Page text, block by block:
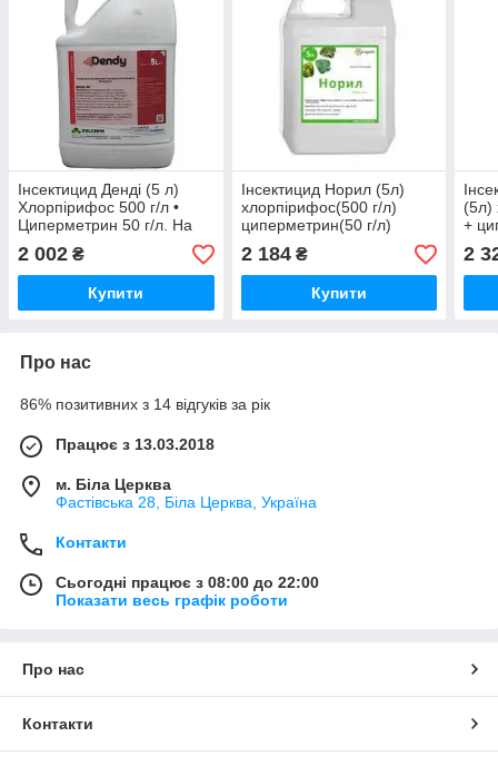
Інсектицид Денді (5 л)
Хлорпірифос 500 г/л •
Циперметрин 50 г/л. На
зернові, ріпак, соняшник,
буряк (Нурел Д)
2 002 ₴
Купити
Інсектицид Норил (5л)
хлорпірифос(500 г/л)
циперметрин(50 г/л)
(Нурел Д) На зернові,
горох, яблуню, буряку
2 184₴
Купити
(5л)
+
2
Про нас
86% позитивних з 14 відгуків за рік
Працює з 13.03.2018
м. Біла Церква
Фастівська 28, Біла Церква, Україна
Контакти
Сьогодні працює з 08:00 до 22:00
Показати весь графік роботи
Про нас
Контакти